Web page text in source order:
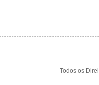
Todos os